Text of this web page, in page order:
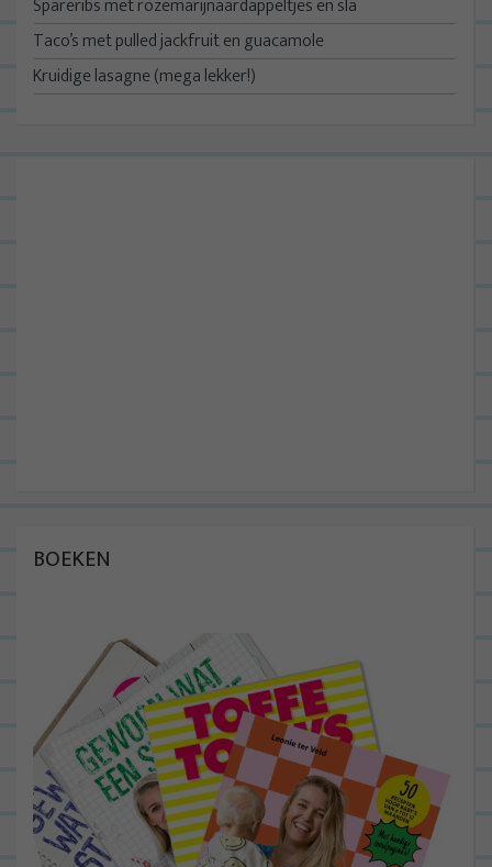
Spareribs met rozemarijnaardappeltjes en sla
Taco’s met pulled jackfruit en guacamole
Kruidige lasagne (mega lekker!)
BOEKEN